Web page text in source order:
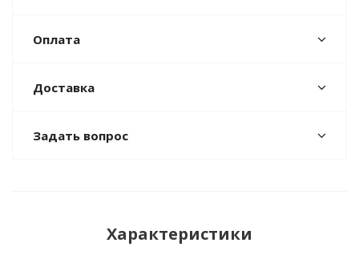
Оплата
Доставка
Задать вопрос
Характеристики